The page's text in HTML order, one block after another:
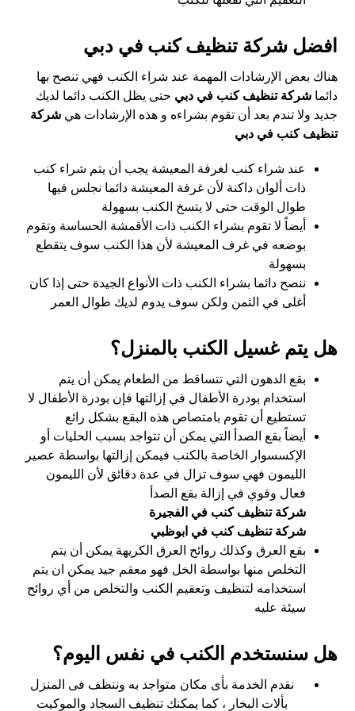
افضل شركة تنظيف كنب في دبي
هناك بعض الإرشادات المهمة عند شراء الكنب فهي تنصح بها
دائماشركة تنظيف كنب في دبي حتى يظل الكنب دائما لديك
جديد ولا تندم بعد أن تقوم بشراءه و هذه الإرشادات هيشركة
تنظيف كنب في دبي
عند شراء كنب لغرفة المعيشة يجب أن يتم شراء كنب
ذات ألوان داكنة لأن غرفة المعيشة دائما نجلس فيها
طوال الوقت حتى لا يتسخ الكنب بسهولة
أيضاً لا تقوم بشراء الكنب ذات الأقمشة الحساسة وتقوم
بوضعه في غرف المعيشة لأن هذا الكنب سوف يتقطع
بسهولة
ننصح دائما بشراء الكنب ذات الأنواع الجيدة حتى إذا كان
أغلى في الثمن ولكن سوف يدوم لديك طوال العمر
هل يتم غسيل الكنب بالمنزل؟
بقع الدهون التي تتساقط من الطعام يمكن أن يتم
استخدام بودرة الأطفال في إزالتها فإن بودرة الأطفال لا
تستطيع أن تقوم بامتصاص هذه البقع بشكل رائع
أيضاً بقع الصدأ التي يمكن أن تتواجد بسبب الحليات أو
الإكسسوار الخاصة بالكنب فيمكن إزالتها بواسطة عصير
الليمون فهي سوف تزال في عدة دقائق لأن الليمون
فعال وقوي في إزالة بقع الصدأ
شركة تنظيف كنب في الفجيرة
شركة تنظيف كنب في ابوظبي
بقع العرق وكذلك روائح العرق الكريهة يمكن أن يتم
التخلص منها بواسطة الخل فهو معقم جيد يمكن ان يتم
استخدامه لتنظيف وتعقيم الكنب والتخلص من أي روائح
سيئة عليه
هل سنستخدم الكنب في نفس اليوم؟
نقدم الخدمة بأى مكان متواجد به وننظف فى المنزل
بألات البخار ، كما يمكنك تنظيف السجاد والموكيت